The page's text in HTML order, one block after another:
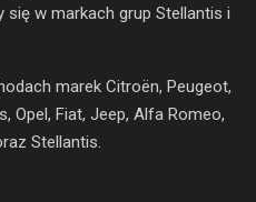
w markach grup Stellantis i
marek Citroën, Peugeot,
Opel, Fiat, Jeep, Alfa Romeo,
Stellantis.